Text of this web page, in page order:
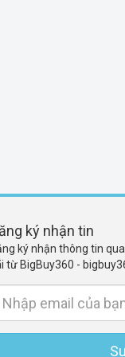
ký nhận tin
ký nhận thông tin
từ BigBuy360 -